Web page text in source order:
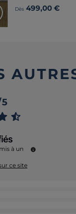
Dès 499,00 €
5
à un
ce site